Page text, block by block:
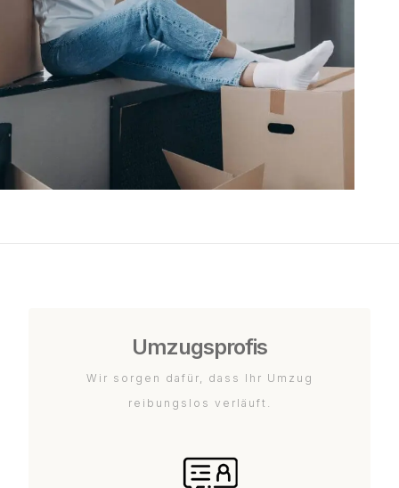
Umzugsprofis
Wir sorgen dafür, dass Ihr Umzug
reibungslos verläuft.